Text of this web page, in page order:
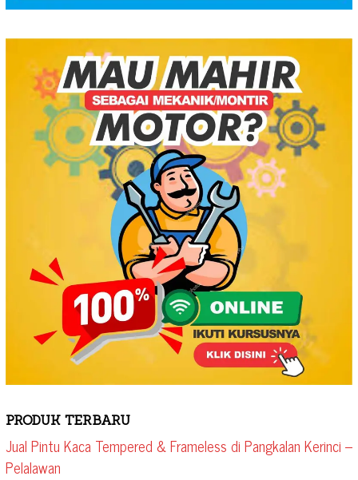
PRODUK TERBARU
Jual Pintu Kaca Tempered & Frameless di Pangkalan Kerinci –
Pelalawan